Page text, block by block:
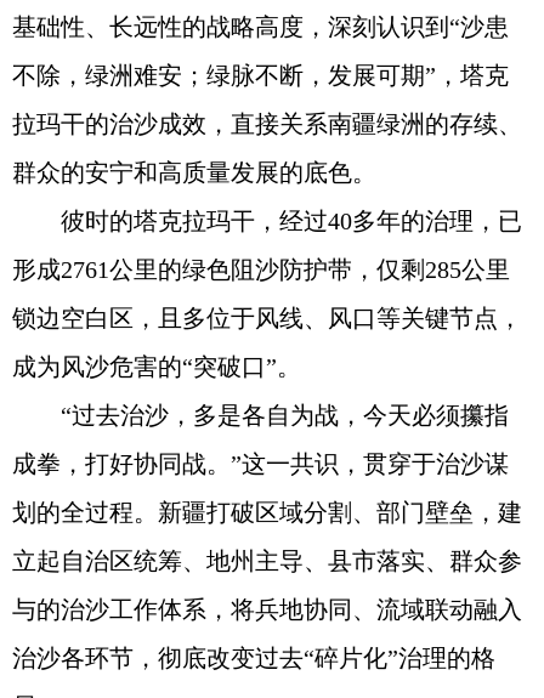
基础性、长远性的战略高度，深刻认识到“沙患
不除，绿洲难安；绿脉不断，发展可期”，塔克
拉玛干的治沙成效，直接关系南疆绿洲的存续、
群众的安宁和高质量发展的底色。
彼时的塔克拉玛干，经过40多年的治理，已
形成2761公里的绿色阻沙防护带，仅剩285公里
锁边空白区，且多位于风线、风口等关键节点，
成为风沙危害的“突破口”。
“过去治沙，多是各自为战，今天必须攥指
成拳，打好协同战。”这一共识，贯穿于治沙谋
划的全过程。新疆打破区域分割、部门壁垒，建
立起自治区统筹、地州主导、县市落实、群众参
与的治沙工作体系，将兵地协同、流域联动融入
治沙各环节，彻底改变过去“碎片化”治理的格